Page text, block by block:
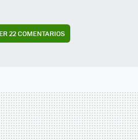
22 COMENTARIOS